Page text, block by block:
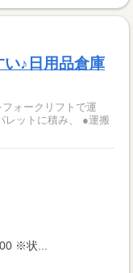
い♪日用品倉庫
ォークリフトで運
※状...